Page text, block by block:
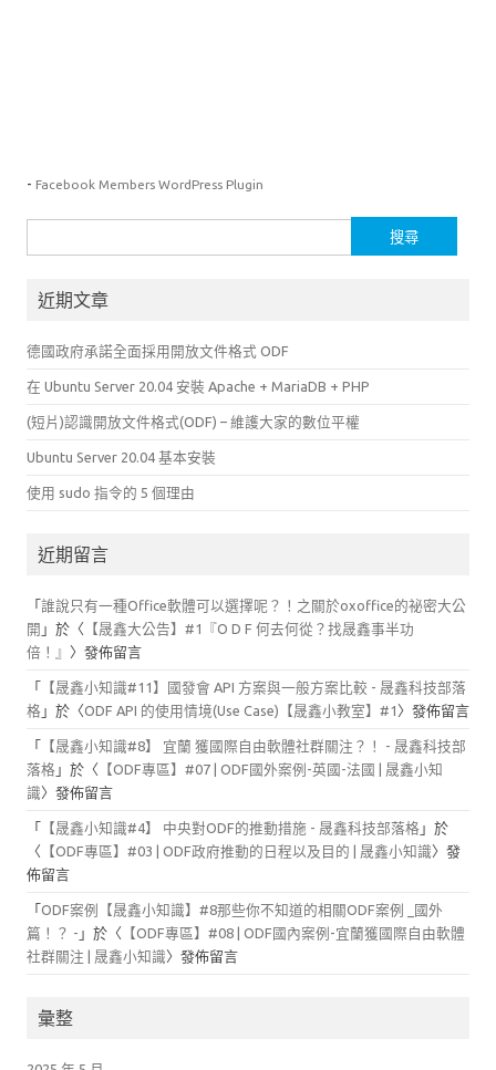
- Facebook Members WordPress Plugin
尋
鍵近期文章
德國政府承諾全面採用開放文件格式 ODF
在 Ubuntu Server 20.04 安裝 Apache + MariaDB + PHP
(短片)認識開放文件格式(ODF) – 維護大家的數位平權
Ubuntu Server 20.04 基本安裝
使用 sudo 指令的 5 個理由
近期留言
「 誰說只有一種Office軟體可以選擇呢？！之關於oxoffice的祕密大公
開 」於〈 【晟鑫大公告】#1『O D F 何去何從？找晟鑫事半功
倍！』 〉發佈留言
「
【晟鑫小知識#11】國發會 API 方案與一般方案比較 - 晟鑫科技部落
格 」於〈ODF API 的使用情境(Use Case)【晟鑫小教室】#1 〉發佈留言
「
【晟鑫小知識#8】 宜蘭 獲國際自由軟體社群關注？！ - 晟鑫科技部
落格 」於〈 【ODF專區】#07 | ODF國外案例-英國-法國 | 晟鑫小知
識〉發佈留言
「 【晟鑫小知識#4】 中央對ODF的推動措施 - 晟鑫科技部落格 」於
〈 【ODF專區】#03 | ODF政府推動的日程以及目的 | 晟鑫小知識〉發
佈留言
「 ODF案例【晟鑫小知識】#8那些你不知道的相關ODF案例 _國外
篇！？ - 」於〈 【ODF專區】#08 | ODF國內案例-宜蘭獲國際自由軟體
社群關注 | 晟鑫小知識〉發佈留言
彙整